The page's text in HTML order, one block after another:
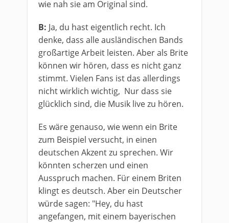
wie nah sie am Original sind.
B: Ja, du hast eigentlich recht. Ich
denke, dass alle ausländischen Bands
großartige Arbeit leisten. Aber als Brite
können wir hören, dass es nicht ganz
stimmt. Vielen Fans ist das allerdings
nicht wirklich wichtig, Nur dass sie
glücklich sind, die Musik live zu hören.
Es wäre genauso, wie wenn ein Brite
zum Beispiel versucht, in einen
deutschen Akzent zu sprechen. Wir
könnten scherzen und einen
Ausspruch machen. Für einem Briten
klingt es deutsch. Aber ein Deutscher
würde sagen: "Hey, du hast
angefangen, mit einem bayerischen